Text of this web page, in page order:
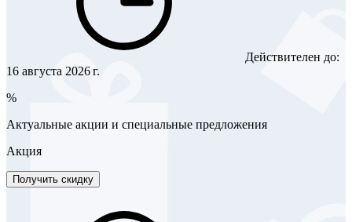
Действителен до:
16 августа 2026 г.
%
Актуальные акции и специальные предложения
Акция
Получить скидку